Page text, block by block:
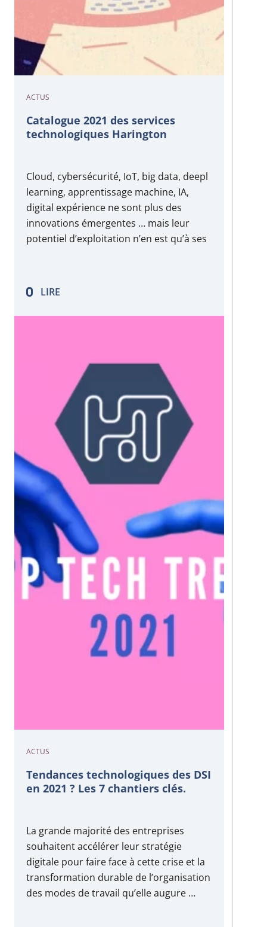
ACTUS
Catalogue 2021 des services
technologiques Harington
Cloud, cybersécurité, IoT, big data, deepl
learning, apprentissage machine, IA,
digital expérience ne sont plus des
innovations émergentes … mais leur
potentiel d’exploitation n’en est qu’à ses
intelligente, DevSecOps, technologies
cognitives et la 5G ouvrent de nouvelles
perspectives que nous hâte de mettre en
LIRE
ACTUS
Tendances technologiques des DSI
en 2021 ? Les 7 chantiers clés.
La grande majorité des entreprises
souhaitent accélérer leur stratégie
digitale pour faire face à cette crise et la
transformation durable de l’organisation
des modes de travail qu’elle augure …